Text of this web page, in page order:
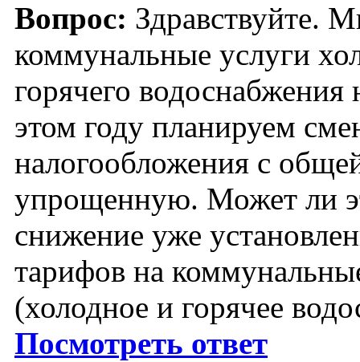
Вопрос: Здравствуйте.
коммунальные услуги
горячего
этом году планируем
налогообложения с
упрощенную. Может ли
снижение уже
тарифов на
(холодное и горячее
Посмотреть ответ